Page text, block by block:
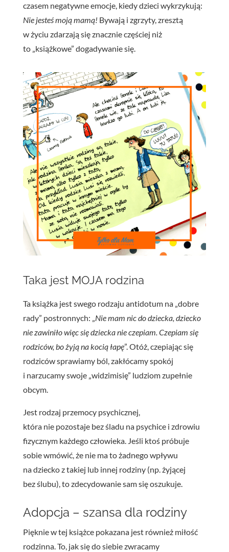
czasem negatywne emocje, kiedy dzieci wykrzykują:
Nie jesteś moją mamą! Bywają i zgrzyty, zresztą
w życiu zdarzają się znacznie częściej niż
to „książkowe” dogadywanie się.
Taka jest MOJA rodzina
Ta książka jest swego rodzaju antidotum na „dobre
rady” postronnych: „ Nie mam nic do dziecka, dziecko
nie zawiniło więc się dziecka nie czepiam. Czepiam się
rodziców, bo żyją na kocią łapę”. Otóż, czepiając się
rodziców sprawiamy ból, zakłócamy spokój
i narzucamy swoje „widzimisię” ludziom zupełnie
obcym.
Jest rodzaj przemocy psychicznej,
która nie pozostaje bez śladu na psychice i zdrowiu
fizycznym każdego człowieka. Jeśli ktoś próbuje
sobie wmówić, że nie ma to żadnego wpływu
na dziecko z takiej lub innej rodziny (np. żyjącej
bez ślubu), to zdecydowanie sam się oszukuje.
Adopcja – szansa dla rodziny
Pięknie w tej książce pokazana jest również miłość
rodzinna. To, jak się do siebie zwracamy